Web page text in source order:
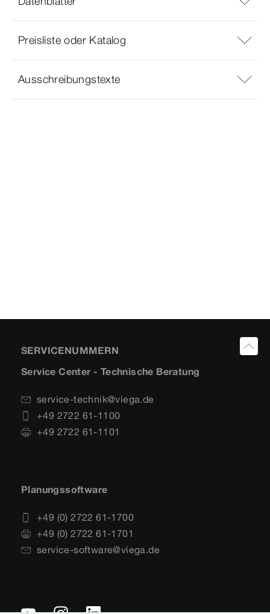
Preisliste oder Katalog
Ausschreibungstexte
SERVICENUMMERN
Service Center - Technische Beratung
service-technik@viega.de
+49 2722 61-1100
+49 2722 61-1101
Planungssoftware
+49 (0) 2722 61-1700
+49 (0) 2722 61-1701
service-software@viega.de